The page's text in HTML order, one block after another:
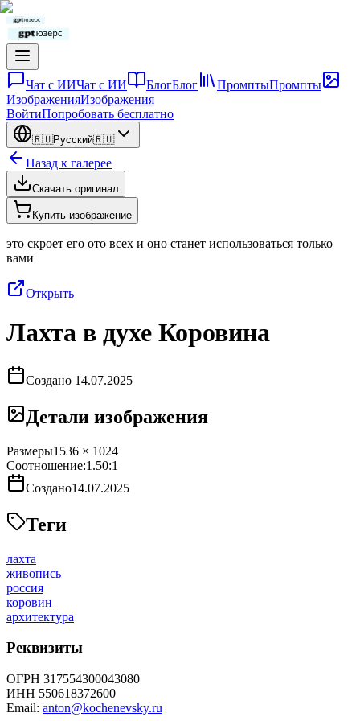
Чат с ИИЧат с ИИ БлогБлог ПромптыПромпты
ИзображенияИзображения
ВойтиПопробовать бесплатно
🇷🇺Русский🇷🇺
Назад к галерее
Скачать оригинал
Купить изображение
это скроет его ото всех и оно станет использоваться только
вами
Открыть
Лахта в духе Коровина
Создано 14.07.2025
Детали изображения
Размеры1536 × 1024
Соотношение:1.50:1
Создано14.07.2025
Теги
лахта
живопись
россия
коровин
архитектура
Реквизиты
ОГРН 317554300043080
ИНН 550618372600
Email: anton@kochenevsky.ru